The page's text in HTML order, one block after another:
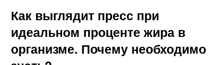
Как выглядит пресс при
идеальном проценте жира в
организме. Почему необходимо